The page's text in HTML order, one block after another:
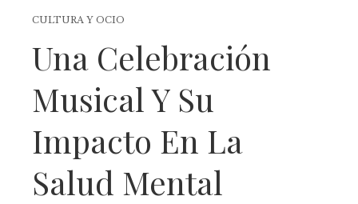
CULTURA Y OCIO
Una Celebración
Musical Y Su
Impacto En La
Salud Mental